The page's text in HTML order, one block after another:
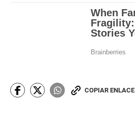
COPIAR ENLACE